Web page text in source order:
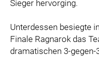
Sieger hervorging.
Unterdessen besiegte
Finale Ragnarok das
dramatischen 3-